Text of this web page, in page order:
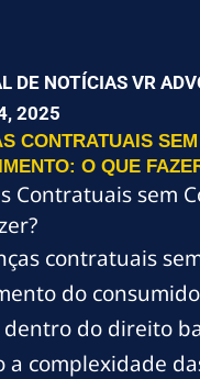
DE NOTÍCIAS VR
2025
CONTRATUAIS SEM
O QUE
Contratuais sem
contratuais
do
dentro do direito
a complexidade